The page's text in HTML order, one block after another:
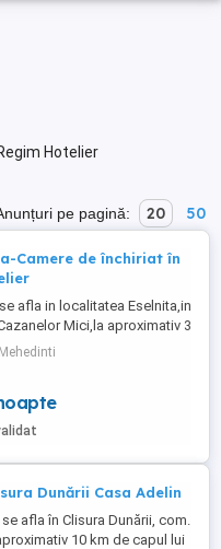
Hotelier
pe pagină: 20 50
Camere de închiriat în
afla in localitatea Eselnita,in
Mici,la aproximativ 3
lui Decebal.Unitatea de
in anul 2024 si a fost
3 stele.Are in componenta 6
dublu, baie proprie si 2
dintr-o camera cu
Dunării Casa Adelin
afla în Clisura Dunării, com.
10 km de capul lui